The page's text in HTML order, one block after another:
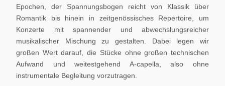
Epochen, der Spannungsbogen reicht von Klassik über
Romantik bis hinein in zeitgenössisches Repertoire, um
Konzerte mit spannender und abwechslungsreicher
musikalischer Mischung zu gestalten. Dabei legen wir
großen Wert darauf, die Stücke ohne großen technischen
Aufwand und weitestgehend A-capella, also ohne
instrumentale Begleitung vorzutragen.